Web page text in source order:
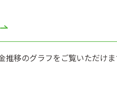
移のグラフをご覧いただけま